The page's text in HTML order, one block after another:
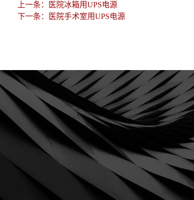
上一条：
医院冰箱用UPS电源
下一条：
医院手术室用UPS电源